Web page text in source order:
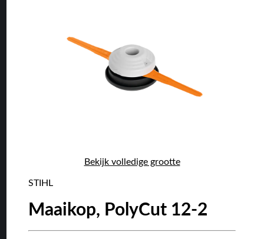
Bekijk volledige grootte
STIHL
Maaikop, PolyCut 12-2